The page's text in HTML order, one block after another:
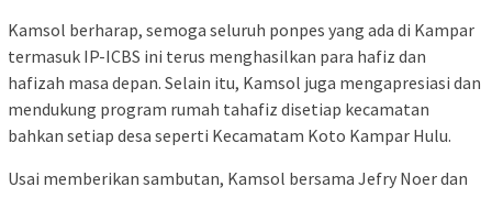
Kamsol berharap, semoga seluruh ponpes yang ada di Kampar
termasuk IP-ICBS ini terus menghasilkan para hafiz dan
hafizah masa depan. Selain itu, Kamsol juga mengapresiasi dan
mendukung program rumah tahafiz disetiap kecamatan
bahkan setiap desa seperti Kecamatam Koto Kampar Hulu.
Usai memberikan sambutan, Kamsol bersama Jefry Noer dan